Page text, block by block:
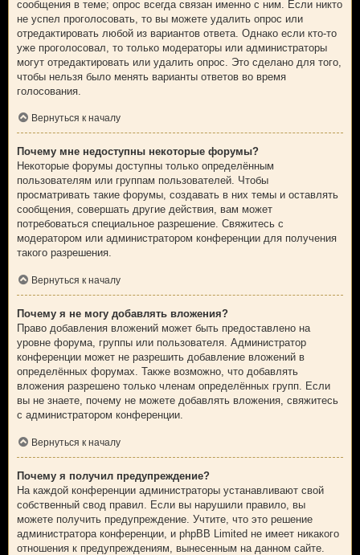
сообщения в теме; опрос всегда связан именно с ним. Если никто
не успел проголосовать, то вы можете удалить опрос или
отредактировать любой из вариантов ответа. Однако если кто-то
уже проголосовал, то только модераторы или администраторы
могут отредактировать или удалить опрос. Это сделано для того,
чтобы нельзя было менять варианты ответов во время
голосования.
Вернуться к началу
Почему мне недоступны некоторые форумы?
Некоторые форумы доступны только определённым
пользователям или группам пользователей. Чтобы
просматривать такие форумы, создавать в них темы и оставлять
сообщения, совершать другие действия, вам может
потребоваться специальное разрешение. Свяжитесь с
модератором или администратором конференции для получения
такого разрешения.
Вернуться к началу
Почему я не могу добавлять вложения?
Право добавления вложений может быть предоставлено на
уровне форума, группы или пользователя. Администратор
конференции может не разрешить добавление вложений в
определённых форумах. Также возможно, что добавлять
вложения разрешено только членам определённых групп. Если
вы не знаете, почему не можете добавлять вложения, свяжитесь
с администратором конференции.
Вернуться к началу
Почему я получил предупреждение?
На каждой конференции администраторы устанавливают свой
собственный свод правил. Если вы нарушили правило, вы
можете получить предупреждение. Учтите, что это решение
администратора конференции, и phpBB Limited не имеет никакого
отношения к предупреждениям, вынесенным на данном сайте.